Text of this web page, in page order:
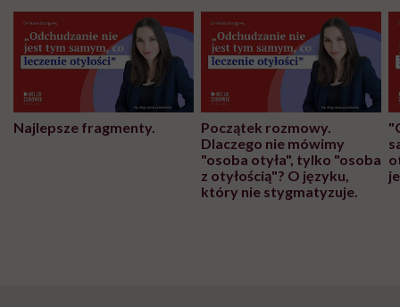
Najlepsze fragmenty.
Początek rozmowy.
Dlaczego nie mówimy
"osoba otyła", tylko "osoba
z otyłością"? O języku,
który nie stygmatyzuje.